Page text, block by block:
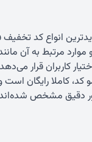
انواعکد تخفیف
مرتبط به آن
کاربران قرار
کد، کاملا رایگان
دقیق مشخص